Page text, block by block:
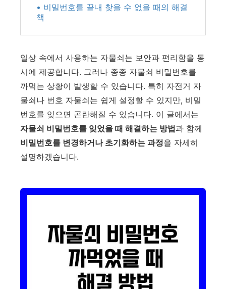
• 비밀번호를 끝내 찾을 수 없을 때의 해결
책
일상 속에서 사용하는 자물쇠는 보안과 편리함을 동
시에 제공합니다. 그러나 종종 자물쇠 비밀번호를
까먹는 상황이 발생할 수 있습니다. 특히 자전거 자
물쇠나 번호 자물쇠는 쉽게 설정할 수 있지만, 비밀
번호를 잊으면 곤란해질 수 있습니다. 이 글에서는
자물쇠 비밀번호를 잊었을 때 해결하는 방법과 함께
비밀번호를 변경하거나 초기화하는 과정을 자세히
설명하겠습니다.